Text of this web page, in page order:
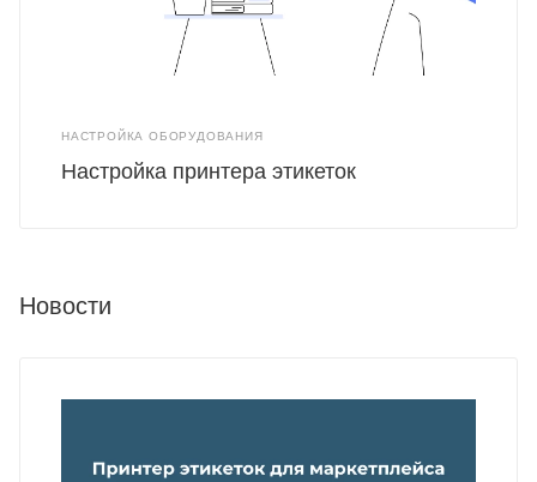
НАСТРОЙКА ОБОРУДОВАНИЯ
Настройка принтера этикеток
Новости